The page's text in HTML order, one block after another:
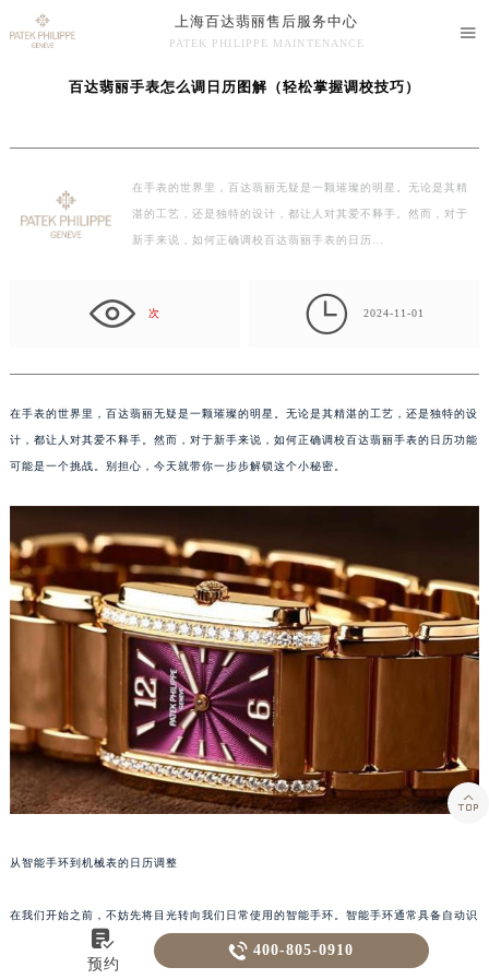
上海百达翡丽售后服务中心
PATEK PHILIPPE MAINTENANCE

当前位置： 百达翡丽售后维修中心> 问题/知识/资讯> 百达翡丽手表怎么调日历图解
（轻松掌握调校技巧）
百达翡丽手表怎么调日历图解（轻松掌握调校技巧）
在手表的世界里，百达翡丽无疑是一颗璀璨的明星。无论是其精
湛的工艺，还是独特的设计，都让人对其爱不释手。然而，对于
新手来说，如何正确调校百达翡丽手表的日历…
次  2024-11-01
在手表的世界里，百达翡丽无疑是一颗璀璨的明星。无论是其精湛的工艺，还是独特的设
计，都让人对其爱不释手。然而，对于新手来说，如何正确调校百达翡丽手表的日历功能
可能是一个挑战。别担心，今天就带你一步步解锁这个小秘密。
从智能手环到机械表的日历调整
在我们开始之前，不妨先将目光转向我们日常使用的智能手环。智能手环通常具备自动识
别日期的功能，无论是早晨醒来还是晚上睡觉，它都能准确地告诉你今天的日期。而机械
表的日历调整，则需要我们手动操作。

预约
 400-805-0910
